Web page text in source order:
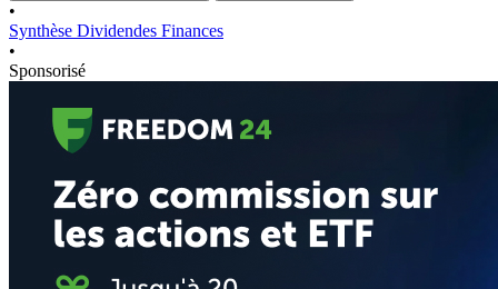
•
Synthèse Dividendes Finances
•
Sponsorisé